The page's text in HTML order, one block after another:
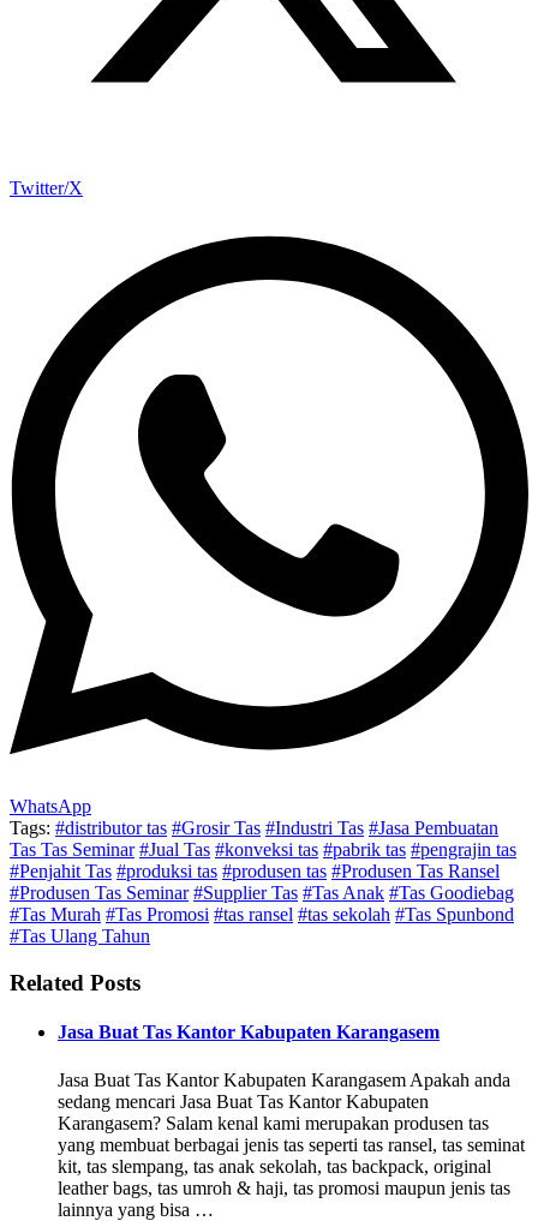
Twitter/X
WhatsApp
Tags: #distributor tas #Grosir Tas #Industri Tas #Jasa Pembuatan
Tas Tas Seminar #Jual Tas #konveksi tas #pabrik tas #pengrajin tas
#Penjahit Tas #produksi tas #produsen tas #Produsen Tas Ransel
#Produsen Tas Seminar #Supplier Tas #Tas Anak #Tas Goodiebag
#Tas Murah #Tas Promosi #tas ransel #tas sekolah #Tas Spunbond
#Tas Ulang Tahun
Related Posts
Jasa Buat Tas Kantor Kabupaten Karangasem
Jasa Buat Tas Kantor Kabupaten Karangasem Apakah anda
sedang mencari Jasa Buat Tas Kantor Kabupaten
Karangasem? Salam kenal kami merupakan produsen tas
yang membuat berbagai jenis tas seperti tas ransel, tas seminat
kit, tas slempang, tas anak sekolah, tas backpack, original
leather bags, tas umroh & haji, tas promosi maupun jenis tas
lainnya yang bisa …